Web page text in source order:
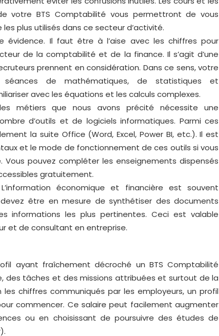
votre BTS Comptabilité vous permettront de vous
plus utilisés dans ce secteur d’activité.
évidence. Il faut être à l’aise avec les chiffres pour
de la comptabilité et de la finance. Il s’agit d’une
prennent en considération. Dans ce sens, votre
séances de mathématiques, de statistiques et
avec les équations et les calculs complexes.
métiers que nous avons précité nécessite une
d’outils et de logiciels informatiques. Parmi ces
la suite Office (Word, Excel, Power BI, etc.). Il est
et le mode de fonctionnement de ces outils si vous
Vous pouvez compléter les enseignements dispensés
gratuitement.
L’information économique et financière est souvent
être en mesure de synthétiser des documents
informations les plus pertinentes. Ceci est valable
et de consultant en entreprise.
ayant fraîchement décroché un BTS Comptabilité
des tâches et des missions attribuées et surtout de la
chiffres communiqués par les employeurs, un profil
commencer. Ce salaire peut facilement augmenter
ou en choisissant de poursuivre des études de